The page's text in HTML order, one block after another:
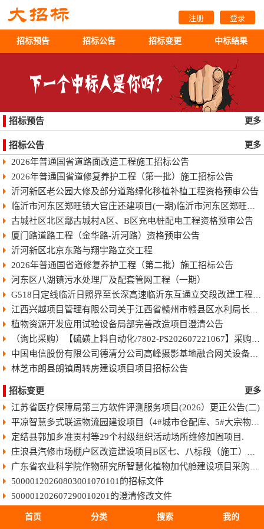
注册 登录
招标预告 招标公告 招标变更 中标结果
招标预告 更多
招标公告 更多
2026年普通国省道路面改造工程施工招标公告
2026年普通国省道修复养护工程（第一批）施工招标公告
沂河新区老公园大修及部分道路绿化移植补植工程资格预审公告
临沂市河东区郑旺镇大官庄还建项目(一期)临沂市河东区郑旺镇大官庄还建项目（一期）
古城社区北区鄅古城村A区、B区充电桩配电工程资格预审公告
厦门路道路工程（金华路-沂河路）资格预审公告
沂河新区北京东路与翔宇路立交工程
2026年普通国省道修复养护工程（第二批）施工招标公告
河东区八湖镇污水处理厂及配套管网工程（一期）
G518日定线临沂日照界至长深高速临沂东互通立交段改建工程快速化智慧公路施工招标公告
江西兴越项目管理有限公司关于江西省赣州市赣县区水利局长臂型中型蓝藻打捞干化一体船采购（项目编号：JXXY2026-GX-J002）的电子化竞争性谈判公告
植物资源开发应用试验设备局部完善改造项目澄清公告
（询比采购）【硫磺上料自动化/7802-PS202607221067】采购变更公告（第8号）
中国电信股份有限公司德清分公司高峰摄影基地融合网关设备采购项目-终止公告
林芝市朗县朗镇周转房建设项目项目招标公告
招标变更 更多
江苏省医疗保障局第三方软件评测服务项目(2026）更正公告(二)
平凉智慧多式联运物流园建设项目（4#城市仓配库、5#大宗物资库、场地强夯及地基处理）监理招标文件
定结县郭加乡准贡村等29个村级组织活动场所维修加固项目.
庄浪县汽修市场棚户区改造建设项目B区七、八标段（施工）招标文件
广东省农业科学院作物研究所智慧化植物加代舱建设项目采购更正公告（第一次）
50000120260803001070101的招标文件
500001202607290010201的澄清修改文件
50011420260806025010101的招标文件
首页 分类 搜索 我的